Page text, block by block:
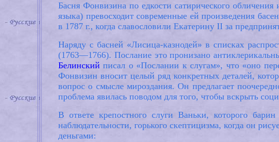
Басня Фонвизина по едкости сатирического
языка) превосходит современные ей произведения
в 1787 г., когда славословили Екатерину II за
Наряду с басней «Лисица-казнодей» в списках
(1763—1766). Послание это пронизано
Белинский писал о «Послании к слугам», что «оно
Фонвизин вносит целый ряд конкретных деталей,
вопрос о смысле мироздания. Он предлагает
проблема явилась поводом для того, чтобы вскрыть
В ответе крепостного слуги Ваньки, которого
наблюдательности, горького скептицизма, когда он
деньгами: